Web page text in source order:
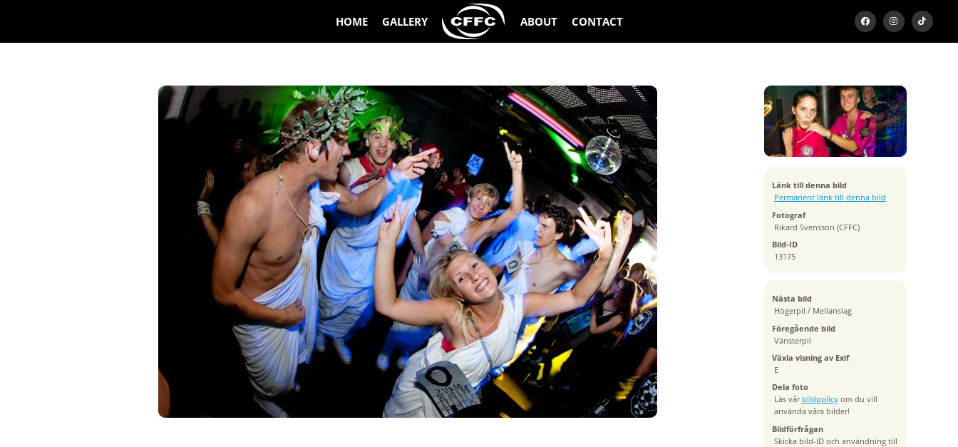
HOME GALLERY ABOUT CONTACT
Länk till denna bild
Permanent länk till denna bild
Fotograf
Rikard Svensson (CFFC)
Bild-ID
13175
Exponeringstid
1/10 sek
Bländare
f/3.5
Kamera
Tagen
2010:08:25 23:22:51
ISO
500
Brännvidd
15 mm
Nästa bild
Högerpil / Mellanslag
Föregående bild
Vänsterpil
Växla visning av Exif
E
Dela foto
Läs vår bildpolicyom du vill
använda våra bilder!
Bildförfrågan
Skicka bild-ID och användning till